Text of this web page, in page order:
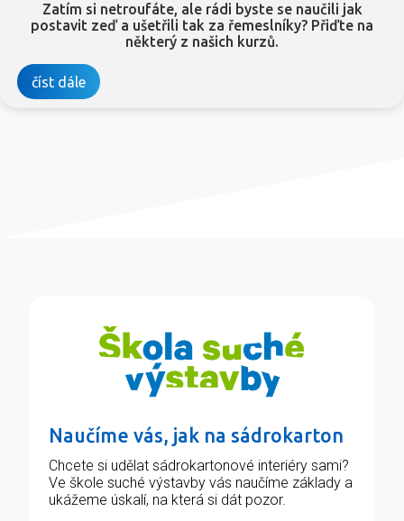
Zatím si netroufáte, ale rádi byste se naučili jak
postavit zeď a ušetřili tak za řemeslníky? Přiďte na
některý z našich kurzů.
číst dále
Naučíme vás, jak na sádrokarton
Chcete si udělat sádrokartonové interiéry sami?
Ve škole suché výstavby vás naučíme základy a
ukážeme úskalí, na která si dát pozor.